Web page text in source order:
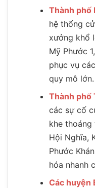
Thành phố
hệ thống
xưởng khổ
Mỹ Phước
phục vụ
quy mô lớn.
Thành phố
các sự cố
khe thoáng
Hội Nghĩa,
Phước
hóa nhanh
Các huyện